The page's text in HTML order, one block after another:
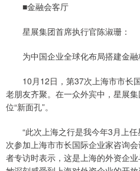
■金融会客厅
星展集团首席执行官陈淑珊：
为中国企业全球化布局搭建金融
10月12日，第37次上海市市长
老朋友齐聚。在一众外宾中，星展
位“新面孔”。
“此次上海之行是我今年3月上任
次参加上海市市长国际企业家咨询
者专访时表示，这是上海的外资企